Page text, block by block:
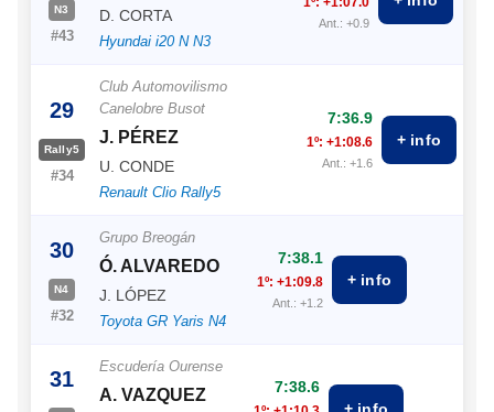
N3
#43
D. CORTA
Hyundai i20 N N3
Ant.: +0.9
29
Rally5
#34
Club Automovilismo
Canelobre Busot
J. PÉREZ
U. CONDE
Renault Clio Rally5
7:36.9
1º: +1:08.6
Ant.: +1.6
+ info
30
N4
#32
Grupo Breogán
Ó. ALVAREDO
J. LÓPEZ
Toyota GR Yaris N4
7:38.1
1º: +1:09.8
Ant.: +1.2
+ info
31
Escudería Ourense
A. VAZQUEZ 7:38.6
+ info